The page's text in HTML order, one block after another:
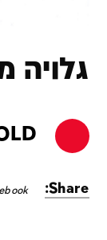
גלויה
Share: